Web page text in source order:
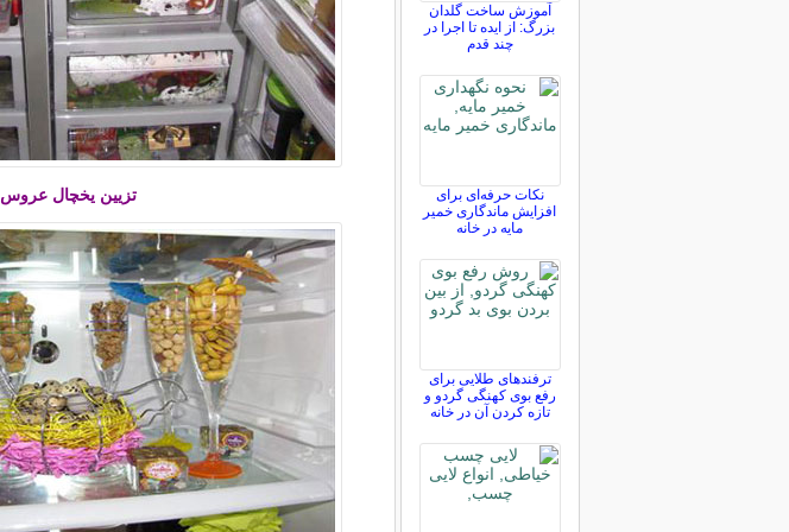
تزیین یخچال عروس
آموزش ساخت گلدان
بزرگ: از ایده تا اجرا در
چند قدم
نکات حرفه‌ای برای
افزایش ماندگاری خمیر
مایه در خانه
ترفندهای طلایی برای
رفع بوی کهنگی گردو و
تازه کردن آن در خانه